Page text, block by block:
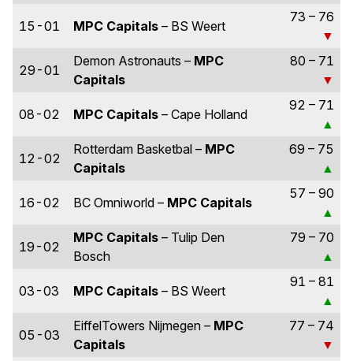
15-01 MPC Capitals – BS Weert
73 – 76
29-01
Demon Astronauts – MPC
Capitals
80 – 71
08-02 MPC Capitals – Cape Holland
92 – 71
12-02
Rotterdam Basketbal – MPC
Capitals
69 – 75
16-02 BC Omniworld – MPC Capitals
57 – 90
19-02
MPC Capitals – Tulip Den
Bosch
79 – 70
03-03 MPC Capitals – BS Weert
91 – 81
05-03
EiffelTowers Nijmegen – MPC
Capitals
77 – 74